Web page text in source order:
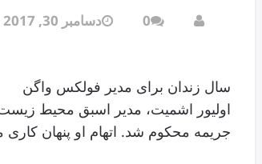
0 دسامبر 30, 2017
سال زندان برای مدیر فولکس واگن
جریمه محکوم شد. اتهام او پنهان